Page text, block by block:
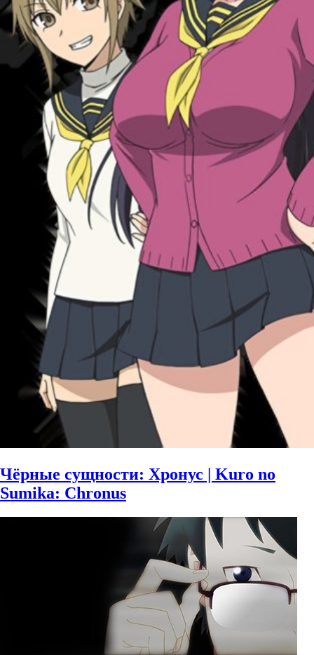
Чёрные сущности: Хронус | Kuro no
Sumika: Chronus